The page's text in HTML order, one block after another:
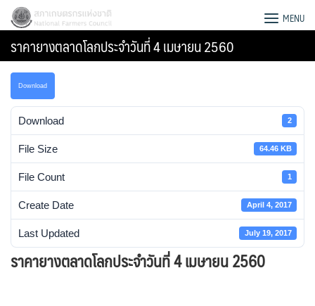
Skip
content
Search
สภาเกษตรกรแห่งชาติ MENU
ราคายางตลาดโลกประจําวันที่ 4 เมษายน 2560
Download
Download 2
File Size 64.46 KB
File Count 1
Create Date April 4, 2017
Last Updated July 19, 2017
ราคายางตลาดโลกประจําวันที่ 4 เมษายน 2560